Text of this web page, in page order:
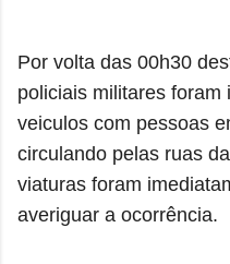
Por volta das 00h30
policiais militares foram
veiculos com pessoas
circulando pelas ruas
viaturas foram
averiguar a ocorrência.